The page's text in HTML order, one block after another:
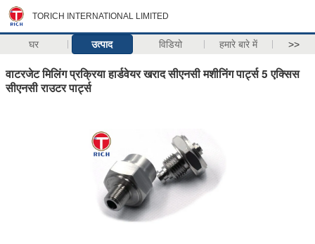
TORICH INTERNATIONAL LIMITED
घर उत्पाद विडियो हमारे बारे में >>
वाटरजेट मिलिंग प्रक्रिया हार्डवेयर खराद सीएनसी मशीनिंग पार्ट्स 5 एक्सिस
सीएनसी राउटर पार्ट्स